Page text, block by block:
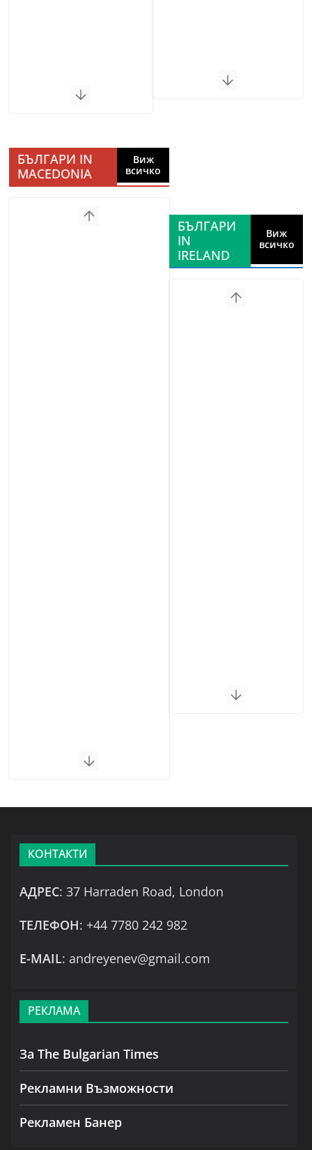
БЪЛГАРИ IN
MACEDONIA
Виж
всичко
БЪЛГАРИ
IN
IRELAND
Виж
всичко
КОНТАКТИ
АДРЕС: 37 Harraden Road, London
ТЕЛЕФОН: +44 7780 242 982
Е-MAIL: andreyenev@gmail.com
РЕКЛАМА
За The Bulgarian Times
Рекламни Възможности
Рекламен Банер